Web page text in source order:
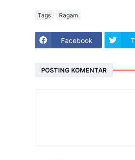
Tags Ragam
Facebook
POSTING KOMENTAR